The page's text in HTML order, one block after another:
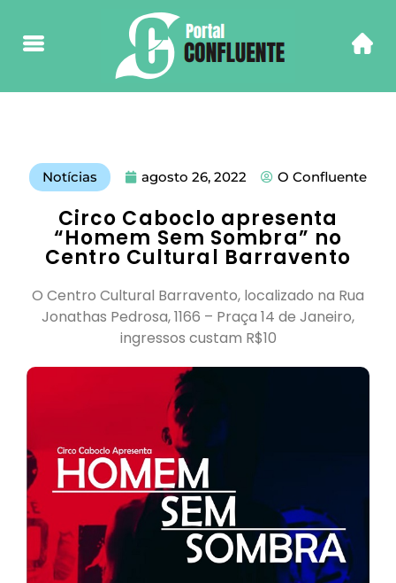
Notícias agosto 26, 2022 O Confluente
Circo Caboclo apresenta
“Homem Sem Sombra” no
Centro Cultural Barravento
O Centro Cultural Barravento, localizado na Rua
Jonathas Pedrosa, 1166 – Praça 14 de Janeiro,
ingressos custam R$10